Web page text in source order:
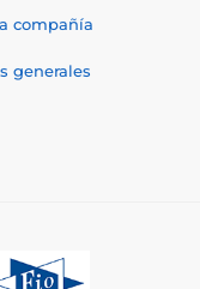
compañía
generales